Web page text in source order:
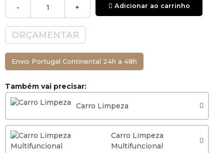
- + Adicionar ao carrinho
ORÇAMENTAR
Envio Portugal Continental 24h a 48h
Também vai precisar:
Carro Limpeza
Carro Limpeza
Multifuncional